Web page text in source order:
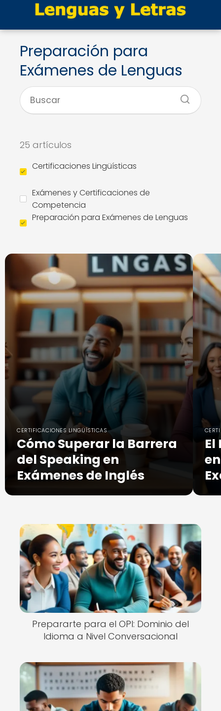
Preparación para
Exámenes de Lenguas
25 artículos
Certificaciones Lingüísticas
Exámenes y Certificaciones de
Competencia
Preparación para Exámenes de Lenguas
CERTIFICACIONES LINGÜÍSTICAS
Cómo Superar la Barrera
del Speaking en
Exámenes de Inglés
El
Prepararte para el OPI: Dominio del
Idioma a Nivel Conversacional